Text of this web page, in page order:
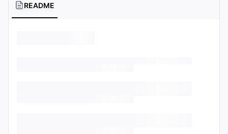
README